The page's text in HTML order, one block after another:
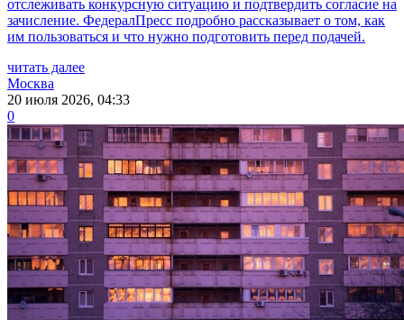
отслеживать конкурсную ситуацию и подтвердить согласие на
зачисление. ФедералПресс подробно рассказывает о том, как
им пользоваться и что нужно подготовить перед подачей.
читать далее
Москва
20 июля 2026, 04:33
0